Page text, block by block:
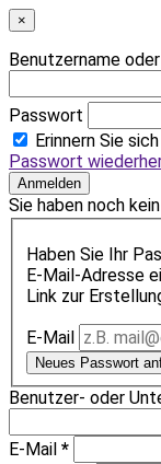
×
Benutzername
Passwort
Erinnern Sie
Passwort
Anmelden
Sie haben noch
Haben Sie Ihr
E-Mail-Adresse
Link zur
E-Mail
Neues Passwort
Benutzer- oder
E-Mail *